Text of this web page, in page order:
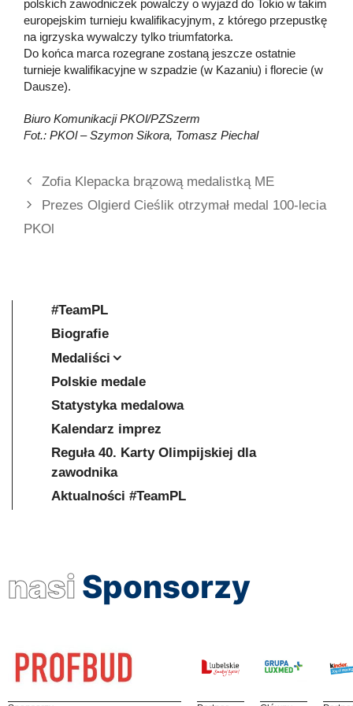
polskich zawodniczek powalczy o wyjazd do Tokio w takim
europejskim turnieju kwalifikacyjnym, z którego przepustkę
na igrzyska wywalczy tylko triumfatorka.
Do końca marca rozegrane zostaną jeszcze ostatnie
turnieje kwalifikacyjne w szpadzie (w Kazaniu) i florecie (w
Dausze).
Biuro Komunikacji PKOl/PZSzerm
Fot.: PKOl – Szymon Sikora, Tomasz Piechal
Zofia Klepacka brązową medalistką ME
Prezes Olgierd Cieślik otrzymał medal 100-lecia
PKOl
#TeamPL
Biografie
Medaliści
Polskie medale
Statystyka medalowa
Kalendarz imprez
Reguła 40. Karty Olimpijskiej dla
zawodnika
Aktualności #TeamPL
nasi Sponsorzy